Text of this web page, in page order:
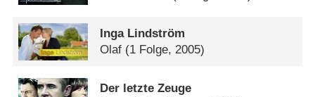
Inga Lindström
Olaf (1 Folge, 2005)
Der letzte Zeuge